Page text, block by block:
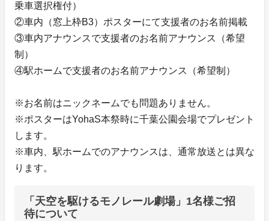
乗車選択権付）
②車内（窓上枠B3）ポスターにて支援者のお名前掲載
③車内アナウンスで支援者のお名前アナウンス（希望
制）
④駅ホームで支援者のお名前アナウンス（希望制）
※お名前はニックネームでも問題ありません。
※ポスターはYohaS本祭時に千葉公園会場でプレゼント
します。
※車内、駅ホームでのアナウンスは、通常放送とは異な
ります。
「天空を駆けるモノレール劇場」1名様ご招
待について